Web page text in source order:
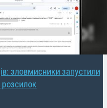
зловмисники запустили